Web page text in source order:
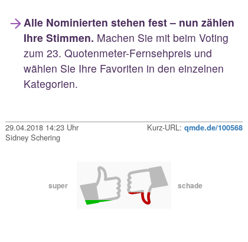
Alle Nominierten stehen fest – nun zählen
Ihre Stimmen. Machen Sie mit beim Voting
zum 23. Quotenmeter-Fernsehpreis und
wählen Sie Ihre Favoriten in den einzelnen
Kategorien.
29.04.2018 14:23 Uhr Kurz-URL: qmde.de/100568
Sidney Schering
super schade